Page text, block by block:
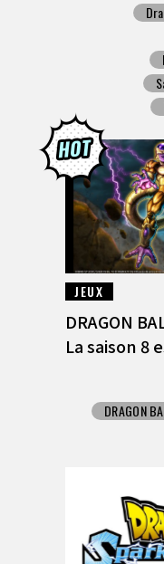
JEUX
DRAGON
La saison 8
DRAGON